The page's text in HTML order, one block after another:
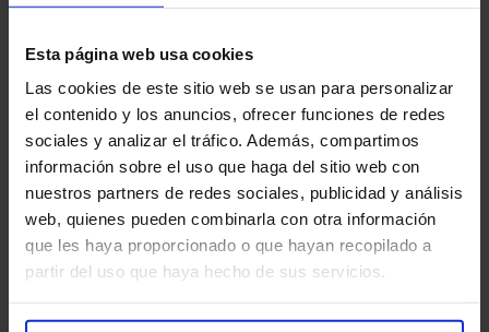
Esta página web usa cookies
Las cookies de este sitio web se usan para personalizar
el contenido y los anuncios, ofrecer funciones de redes
sociales y analizar el tráfico. Además, compartimos
información sobre el uso que haga del sitio web con
nuestros partners de redes sociales, publicidad y análisis
web, quienes pueden combinarla con otra información
que les haya proporcionado o que hayan recopilado a
partir del uso que haya hecho de sus servicios.
Más HM Hospitales
Fundación HM​
Instituto HM Hospitales​